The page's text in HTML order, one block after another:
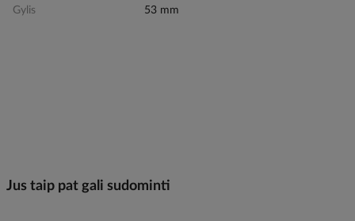
Gylis
53 mm
Jus taip pat gali sudominti